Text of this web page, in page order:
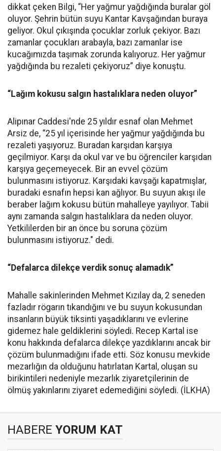
dikkat çeken Bilgi, “Her yağmur yağdığında buralar göl
oluyor. Şehrin bütün suyu Kantar Kavşağından buraya
geliyor. Okul çıkışında çocuklar zorluk çekiyor. Bazı
zamanlar çocukları arabayla, bazı zamanlar ise
kucağımızda taşımak zorunda kalıyoruz. Her yağmur
yağdığında bu rezaleti çekiyoruz” diye konuştu.
“Lağım kokusu salgın hastalıklara neden oluyor”
Alipınar Caddesi'nde 25 yıldır esnaf olan Mehmet
Arsiz de, “25 yıl içerisinde her yağmur yağdığında bu
rezaleti yaşıyoruz. Buradan karşıdan karşıya
geçilmiyor. Karşı da okul var ve bu öğrenciler karşıdan
karşıya geçemeyecek. Bir an evvel çözüm
bulunmasını istiyoruz. Karşıdaki kavşağı kapatmışlar,
buradaki esnafın hepsi kan ağlıyor. Bu suyun akışı ile
beraber lağım kokusu bütün mahalleye yayılıyor. Tabii
aynı zamanda salgın hastalıklara da neden oluyor.
Yetkililerden bir an önce bu soruna çözüm
bulunmasını istiyoruz." dedi.
“Defalarca dilekçe verdik sonuç alamadık”
Mahalle sakinlerinden Mehmet Kızılay da, 2 seneden
fazladır rögarın tıkandığını ve bu suyun kokusundan
insanların büyük tiksinti yaşadıklarını ve evlerine
gidemez hale geldiklerini söyledi. Recep Kartal ise
konu hakkında defalarca dilekçe yazdıklarını ancak bir
çözüm bulunmadığını ifade etti. Söz konusu mevkide
mezarlığın da olduğunu hatırlatan Kartal, oluşan su
birikintileri nedeniyle mezarlık ziyaretçilerinin de
ölmüş yakınlarını ziyaret edemediğini söyledi. (İLKHA)
HABERE YORUM KAT